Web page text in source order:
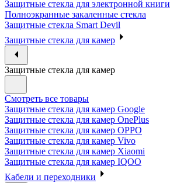
Защитные стекла для электронной книги
Полноэкранные закаленные стекла
Защитные стекла Smart Devil
Защитные стекла для камер
Защитные стекла для камер
Смотреть все товары
Защитные стекла для камер Google
Защитные стекла для камер OnePlus
Защитные стекла для камер OPPO
Защитные стекла для камер Vivo
Защитные стекла для камер Xiaomi
Защитные стекла для камер IQOO
Кабели и переходники